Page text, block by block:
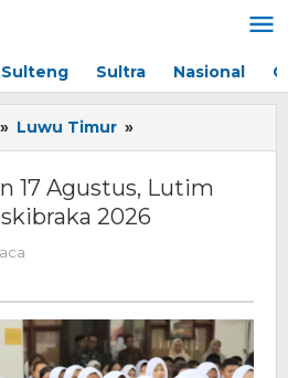
Sulteng Sultra Nasional
» Luwu Timur »
Pasukan
Agustus,
Lutim
17 Agustus, Lutim
2026